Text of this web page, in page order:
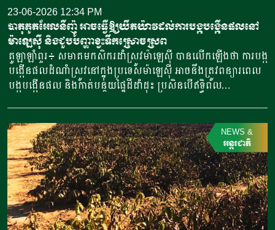
ផលិតផលទឹកដោះគោរបស់បេឡារុស។ ភាគីទាំងពីរក៏បានពិភាក្សាអំពី
ការបណ្តាក់ទុនរួមគ្នា ដើម្បវិនិយោគលើវិស័យកសិឧស្សាហកម្ម ក្នុង
ការកែច្នៃប្រេងធញ្ញជាតិ វាយនភ័ណ្ឌ ការផលិតស្ករស និងផលិតគ្រឿង
ចក្រកសិកម្ម។ នៅក្នុងដំណើរទស្សនកិច្ចនេះដែរ ដើម្បីសិក្សាពីដំណើរ
ការផលិតកម្មកម្រិតខ្ពស់ គណៈប្រតិភូភូមា បានចូលរួមពិព័រណ៍
ឯកទេសអន្តរជាតិ លើកទី៣៦ និងបានទស្សនារោងចក្រគ្រប់គ្រងដោយ
រដ្ឋ សម្រាប់កែច្នៃ ដំឡូង ស្ករស ប្រេងកាណូឡា និងរោងចក្រតម្បាញ់
ផងដែរ។ ដំណើរទស្សនកិច្ចរយៈពេលប្រាំថ្ងៃនេះ […]
23-06-2026 12:34 PM
បាតុភូតអែលនីញ៉ូ អាចធ្វើឱ្យយឺតយ៉ាវដល់ការបង្កបង្កើនផលនៅ
ម៉ាឡេស៊ី និងជួបបញ្ហាខ្វះទឹកស្រោចស្រព
គូឡាឡាំពួរ៖ សមាគមកសិករដាំស្រូវម៉ាឡេស៊ី បានលើកឡើងថា ការបង្ក
បង្កើនផលដំណាំស្រូវនៅក្នុងប្រទេសម៉ាឡេស៊ី អាចនឹងត្រូវពន្យារពេល
បង្កបង្កើនផល និងកាត់បន្ថយផ្ទៃដីដាំដុះ ប្រសិនបើឥទ្ធិពល
ឱ្យដឹងថា ប្រមាណ៣០ភាគរយនៃកសិករម៉ាឡេស៊ីបានចាប់ផ្តើមដាំដុះរួច
ហើយ បើទោះបីជាសកម្មភាពបង្កបង្កើនផលមានការពន្យារពេលបន្តិច
ក៏ដោយ។ លោកបានបញ្ជាក់ថា «ប្រសិនបើខ្វះទឹកស្រោចស្រព
ដោយសារឥទ្ធិពលអែលនីញ៉ូ កសិករជាច្រើនអាចនឹងត្រូវកំណត់ពេល
វេលាសាបព្រោះឡើងវិញ និងកាត់បន្ថយផ្ទៃដីដាំដុះ ដើម្បីការពារ
កុំឱ្យខាតបង់ច្រើនពេក»។ អែលនីញ៉ូ គឺជាបាតុភូតអាកាសធាតុ ដែល
តែងតែនាំមកនូវអាកាសធាតុក្តៅ និងស្ងួតហួតហែងនៅប្រទេសម៉ាឡេស៊ី
NEWS &
អន្តរជាតិ